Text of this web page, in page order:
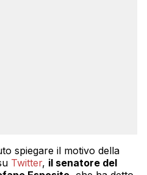
spiegare il motivo della
Twitter, il senatore del